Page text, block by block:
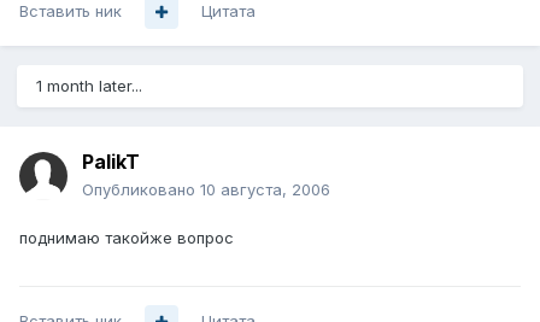
Вставить ник Цитата
1 month later...
PalikT
Опубликовано 10 августа, 2006
поднимаю такойже вопрос